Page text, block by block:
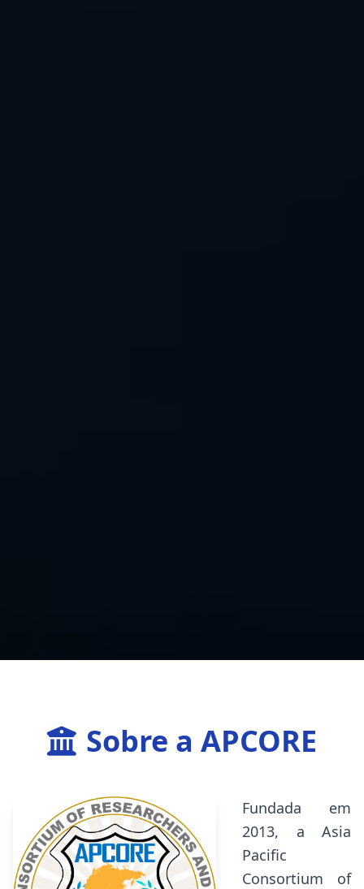
Sobre a APCORE
Fundada em
2013, a Asia
Pacific
Consortium of